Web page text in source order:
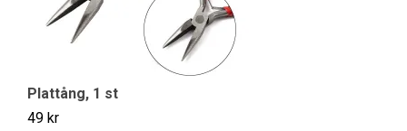
Plattång, 1 st
49 kr